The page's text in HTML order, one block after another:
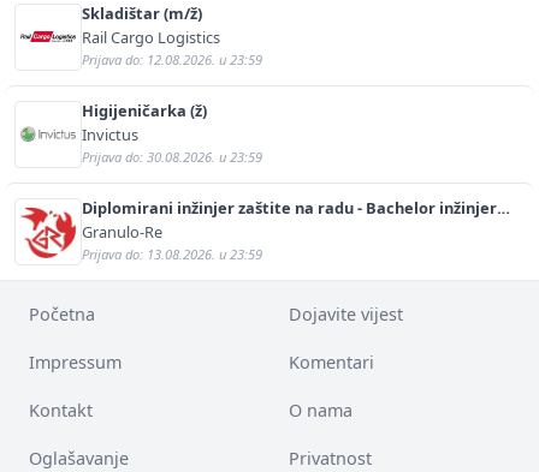
Skladištar (m/ž)
Rail Cargo Logistics
Prijava do: 12.08.2026. u 23:59
Higijeničarka (ž)
Invictus
Prijava do: 30.08.2026. u 23:59
Diplomirani inžinjer zaštite na radu - Bachelor inžinjer
sigurnosti i pomoći (m/ž)
Granulo-Re
Prijava do: 13.08.2026. u 23:59
Početna Dojavite vijest
Impressum Komentari
Kontakt O nama
Oglašavanje Privatnost